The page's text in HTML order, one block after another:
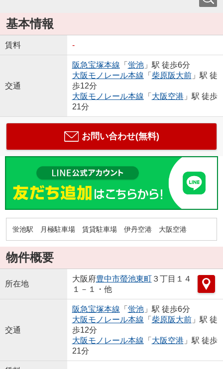
基本情報
賃料 -
交通
阪急宝塚本線 「 蛍池」駅 徒歩6分
大阪モノレール本線 「 柴原阪大前」駅 徒
歩12分
大阪モノレール本線 「 大阪空港 」駅 徒歩
21分
お問い合わせ(無料)
蛍池駅 月極駐車場 賃貸駐車場 伊丹空港 大阪空港
物件概要
所在地
大阪府豊中市螢池東町３丁目１４
１－１・他
交通
阪急宝塚本線 「 蛍池」駅 徒歩6分
大阪モノレール本線 「 柴原阪大前」駅 徒
歩12分
大阪モノレール本線 「 大阪空港 」駅 徒歩
21分